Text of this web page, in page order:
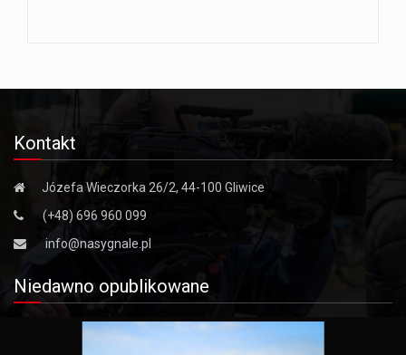
Kontakt
Józefa Wieczorka 26/2, 44-100 Gliwice
(+48) 696 960 099
info@nasygnale.pl
Niedawno opublikowane